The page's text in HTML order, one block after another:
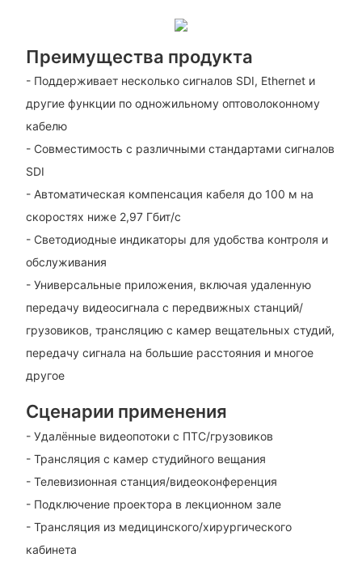
Преимущества продукта
- Поддерживает несколько сигналов SDI, Ethernet и
другие функции по одножильному оптоволоконному
кабелю
- Совместимость с различными стандартами сигналов
SDI
- Автоматическая компенсация кабеля до 100 м на
скоростях ниже 2,97 Гбит/с
- Светодиодные индикаторы для удобства контроля и
обслуживания
- Универсальные приложения, включая удаленную
передачу видеосигнала с передвижных станций/
грузовиков, трансляцию с камер вещательных студий,
передачу сигнала на большие расстояния и многое
другое
Сценарии применения
- Удалённые видеопотоки с ПТС/грузовиков
- Трансляция с камер студийного вещания
- Телевизионная станция/видеоконференция
- Подключение проектора в лекционном зале
- Трансляция из медицинского/хирургического
кабинета